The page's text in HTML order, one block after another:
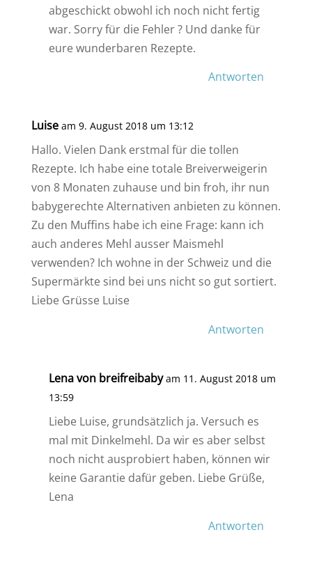
abgeschickt obwohl ich noch nicht fertig
war. Sorry für die Fehler ? Und danke für
eure wunderbaren Rezepte.
Antworten
Luise am 9. August 2018 um 13:12
Hallo. Vielen Dank erstmal für die tollen
Rezepte. Ich habe eine totale Breiverweigerin
von 8 Monaten zuhause und bin froh, ihr nun
babygerechte Alternativen anbieten zu können.
Zu den Muffins habe ich eine Frage: kann ich
auch anderes Mehl ausser Maismehl
verwenden? Ich wohne in der Schweiz und die
Supermärkte sind bei uns nicht so gut sortiert.
Liebe Grüsse Luise
Antworten
Lena von breifreibaby am 11. August 2018 um
13:59
Liebe Luise, grundsätzlich ja. Versuch es
mal mit Dinkelmehl. Da wir es aber selbst
noch nicht ausprobiert haben, können wir
keine Garantie dafür geben. Liebe Grüße,
Lena
Antworten